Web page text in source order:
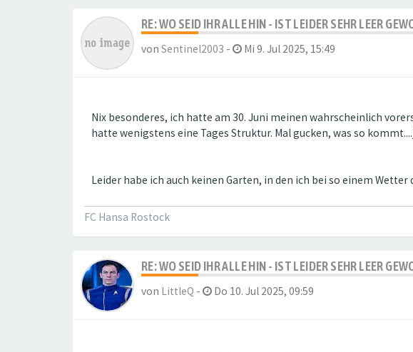
RE: WO SEID IHR ALLE HIN - IST LEIDER SEHR LEER
von Sentinel2003 - Mi 9. Jul 2025, 15:49
Nix besonderes, ich hatte am 30. Juni meinen wahrscheinlich
hatte wenigstens eine Tages Struktur. Mal gucken, was so
Leider habe ich auch keinen Garten, in den ich bei so einem
FC Hansa Rostock
RE: WO SEID IHR ALLE HIN - IST LEIDER SEHR LEER
von LittleQ - Do 10. Jul 2025, 09:59